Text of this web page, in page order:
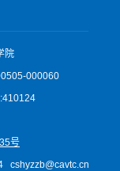
院
000060
号
cshyzzb@cavtc.cn